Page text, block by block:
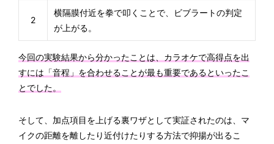
2
横隔膜付近を拳で叩くことで、ビブラートの判定
が上がる。
今回の実験結果から分かったことは、カラオケで高得点を出
すには「音程」を合わせることが最も重要であるといったこ
とでした。
そして、加点項目を上げる裏ワザとして実証されたのは、マ
イクの距離を離したり近付けたりする方法で抑揚が出るこ